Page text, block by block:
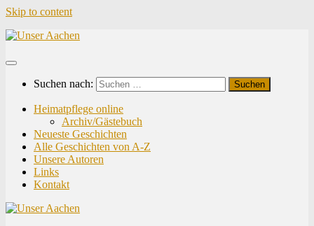
Skip to content
Suchen nach:
Heimatpflege online
Archiv/Gästebuch
Neueste Geschichten
Alle Geschichten von A-Z
Unsere Autoren
Links
Kontakt